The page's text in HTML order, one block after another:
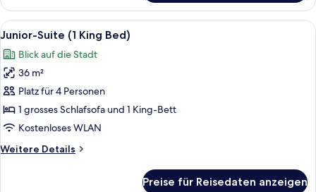
Suite
(2
Double
Alle
Fotos
für
Junior-
Suite
(1
King
anzeigen
Ein Hotelzimmer mit einem großen
6
Junior-Suite (1 King Bed)
Blick auf die Stadt
36 m²
Platz für 4 Personen
1 grosses Schlafsofa und 1 King-Bett
Kostenloses WLAN
Weitere Details
Weitere
Preise für Reisedaten anzeigen